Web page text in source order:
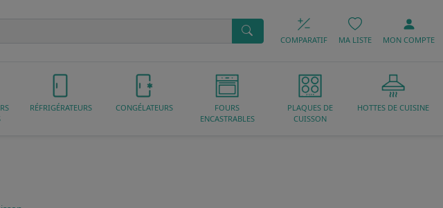
COMPARATIF MA LISTE MON COMPTE
RÉFRIGÉRATEURS CONGÉLATEURS
FOURS
ENCASTRABLES
PLAQUES DE
CUISSON
HOTTES DE CUISINE